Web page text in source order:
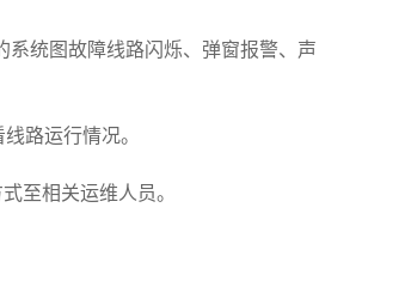
系统图故障线路闪烁、弹窗报警、声
路运行情况。
至相关运维人员。